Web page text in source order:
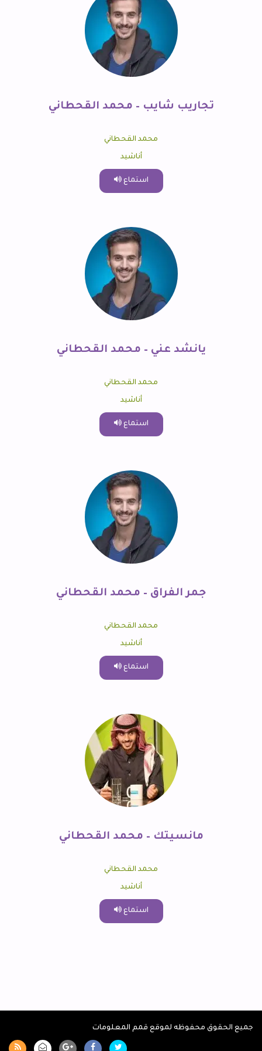
تجاريب شايب – محمد القحطاني
محمد القحطاني
أناشيد
استماع
يانشد عني – محمد القحطاني
محمد القحطاني
أناشيد
استماع
جمر الفراق – محمد القحطاني
محمد القحطاني
أناشيد
استماع
مانسيتك – محمد القحطاني
محمد القحطاني
أناشيد
استماع
جميع الحقوق محفوظه لموقع قمم المعلومات